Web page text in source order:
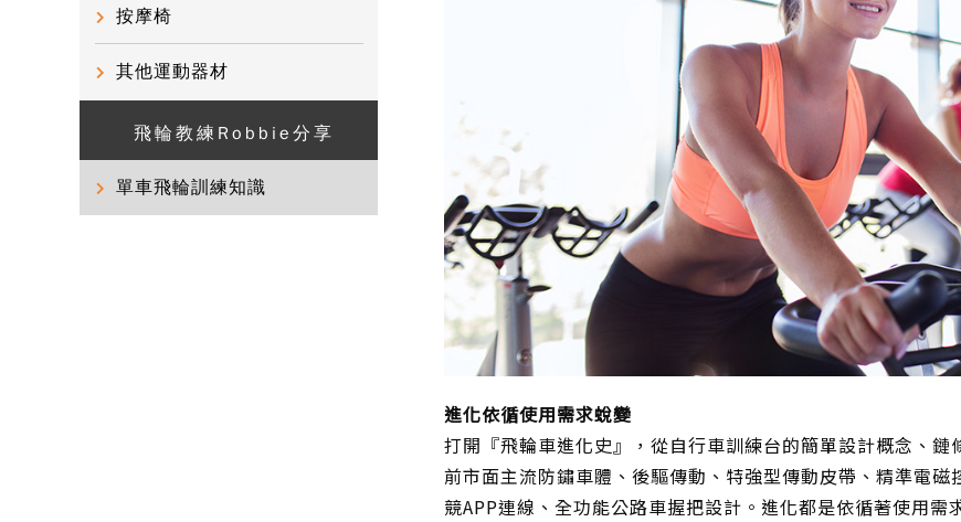
按摩椅
其他運動器材
飛輪教練Robbie分享
單車飛輪訓練知識
進化依循使用需求蛻變
打開『飛輪車進化史』，從自行車訓練台的簡單設計概念、
前市面主流防鏽車體、後驅傳動、特強型傳動皮帶、精準電
競APP連線、全功能公路車握把設計。進化都是依循著使用